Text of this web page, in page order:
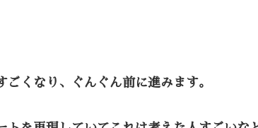
くなり、ぐんぐん前に進みます。